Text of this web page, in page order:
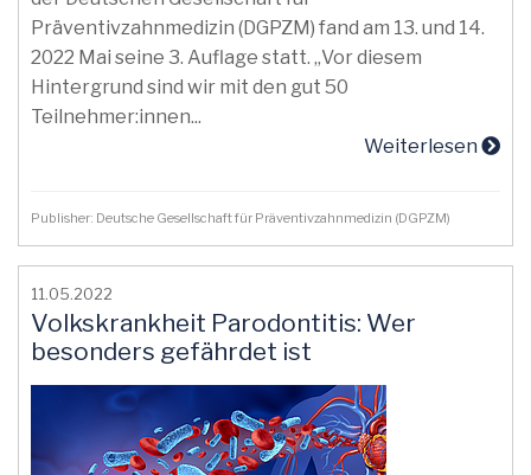
Präventivzahnmedizin (DGPZM) fand am 13. und 14.
2022 Mai seine 3. Auflage statt. „Vor diesem
Hintergrund sind wir mit den gut 50
Teilnehmer:innen...
Weiterlesen
Publisher: Deutsche Gesellschaft für Präventivzahnmedizin (DGPZM)
11.05.2022
Volkskrankheit Parodontitis: Wer
besonders gefährdet ist